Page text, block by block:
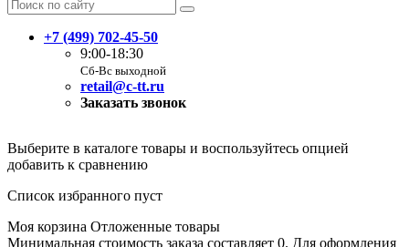
+7 (499) 702-45-50
9:00-18:30
Сб-Вс выходной
retail@c-tt.ru
Заказать звонок
Выберите в каталоге товары и воспользуйтесь опцией
добавить к сравнению
Список избранного пуст
Моя корзина Отложенные товары
Минимальная стоимость заказа составляет 0. Для оформления